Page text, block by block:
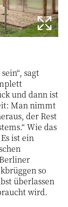
sagt
und dann ist
Man nimmt
der Rest
Wie das
ist ein
so
überlassen
wird.